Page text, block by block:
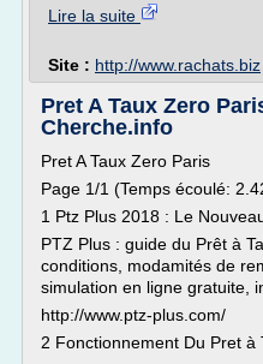
Lire la suite
Site : http://www.rachats.biz
Pret A Taux Zero
Cherche.info
Pret A Taux Zero Paris
Page 1/1 (Temps écoulé:
1 Ptz Plus 2018 : Le
PTZ Plus : guide du Prêt à
conditions, modamités de
simulation en ligne gratuite,
http://www.ptz-plus.com/
2 Fonctionnement Du Pret à